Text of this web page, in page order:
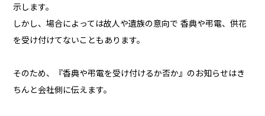
示します。
しかし、場合によっては故人や遺族の意向で 香典や弔電、供花
を受け付けてないこともあります。
そのため、『香典や弔電を受け付けるか否か』のお知らせはき
ちんと会社側に伝えます。